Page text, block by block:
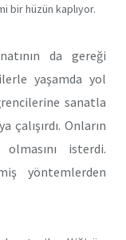
bir hüzün kaplıyor.
da gereği
yaşamda yol
sanatla
çalışırdı. Onların
isterdi.
yöntemlerden